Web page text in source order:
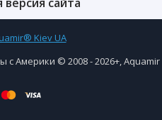
с Америки © 2008 - 2026+,